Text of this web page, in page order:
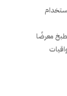
معرضًا